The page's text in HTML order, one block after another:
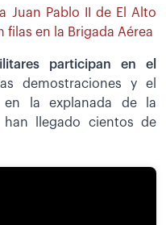
Juan Pablo II de El Alto
filas en la Brigada Aérea
participan en el
demostraciones y el
la explanada de la
han llegado cientos de